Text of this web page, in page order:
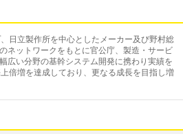
日立製作所を中心としたメーカー及び野村総
ネットワークをもとに官公庁、製造・サービ
広い分野の基幹システム開発に携わり実績を
倍増を達成しており、更なる成長を目指し増